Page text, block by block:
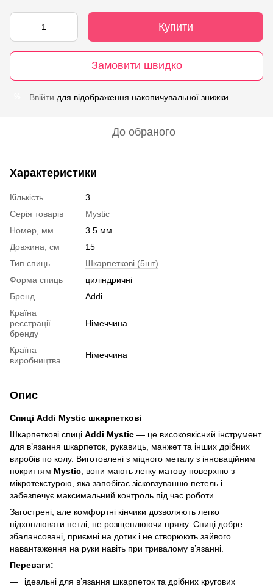
Купити
Замовити швидко
Ввійти для відображення накопичувальної знижки
До обраного
Характеристики
Кількість
3
Серія товарів
Mystic
Номер, мм
3.5 мм
Довжина, см
15
Тип спиць
Шкарпеткові (5шт)
Форма спиць
циліндричні
Бренд
Addi
Країна
реєстрації
бренду
Німеччина
Країна
виробництва
Німеччина
Опис
Спиці Addi Mystic шкарпеткові
Шкарпеткові спиці Addi Mystic — це високоякісний інструмент
для в’язання шкарпеток, рукавиць, манжет та інших дрібних
виробів по колу. Виготовлені з міцного металу з інноваційним
покриттям Mystic , вони мають легку матову поверхню з
мікротекстурою, яка запобігає зісковзуванню петель і
забезпечує максимальний контроль під час роботи.
Загострені, але комфортні кінчики дозволяють легко
підхоплювати петлі, не розщеплюючи пряжу. Спиці добре
збалансовані, приємні на дотик і не створюють зайвого
навантаження на руки навіть при тривалому в’язанні.
Переваги:
ідеальні для в’язання шкарпеток та дрібних кругових